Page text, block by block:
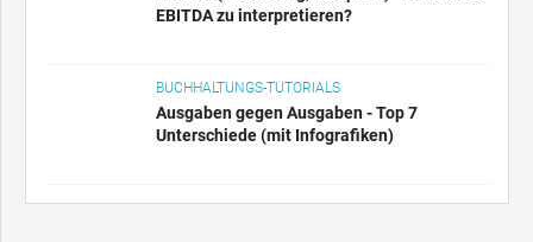
EBITDA zu interpretieren?
BUCHHALTUNGS-TUTORIALS
Ausgaben gegen Ausgaben - Top 7
Unterschiede (mit Infografiken)